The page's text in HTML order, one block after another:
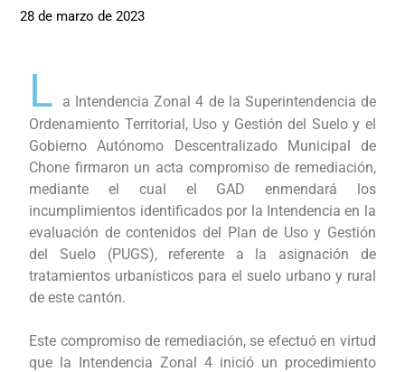
28 de marzo de 2023
L
a Intendencia Zonal 4 de la Superintendencia de
Ordenamiento Territorial, Uso y Gestión del Suelo y el
Gobierno Autónomo Descentralizado Municipal de
Chone firmaron un acta compromiso de remediación,
mediante el cual el GAD enmendará los
incumplimientos identificados por la Intendencia en la
evaluación de contenidos del Plan de Uso y Gestión
del Suelo (PUGS), referente a la asignación de
tratamientos urbanísticos para el suelo urbano y rural
de este cantón.
Este compromiso de remediación, se efectuó en virtud
que la Intendencia Zonal 4 inició un procedimiento